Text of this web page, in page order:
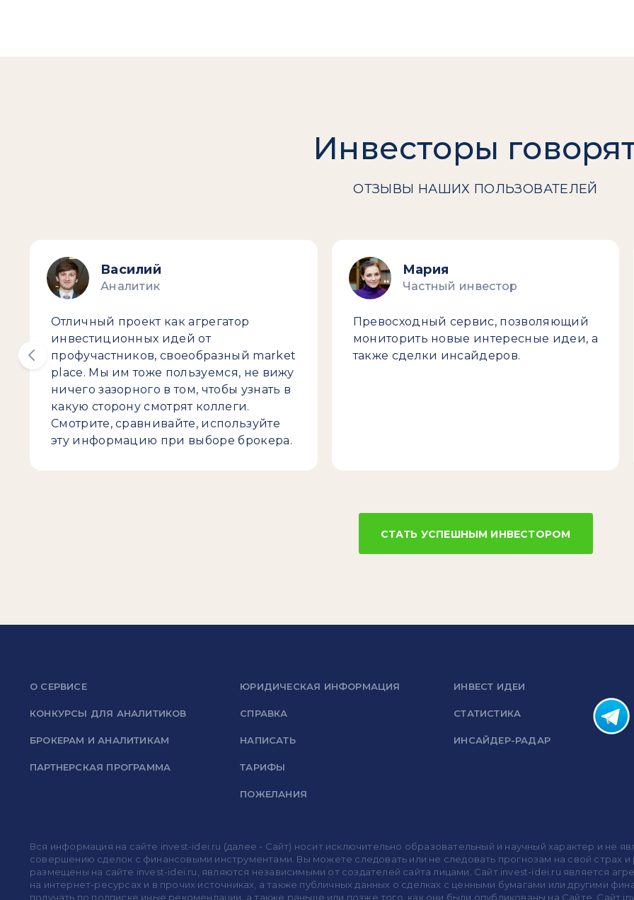
Инвесторы
ОТЗЫВЫ НАШИХ ПОЛЬЗОВАТЕЛЕЙ
Василий
Аналитик
Отличный проект как агрегатор
инвестиционных идей от
профучастников, своеобразный market
place. Мы им тоже пользуемся, не вижу
ничего зазорного в том, чтобы узнать в
какую сторону смотрят коллеги.
Смотрите, сравнивайте, используйте
эту информацию при выборе брокера.
Мария
Частный инвестор
Превосходный сервис, позволяющий
мониторить новые интересные идеи, а
также сделки инсайдеров.
СТАТЬ УСПЕШНЫМ ИНВЕСТОРОМ
О СЕРВИСЕ
КОНКУРСЫ ДЛЯ АНАЛИТИКОВ
БРОКЕРАМ И АНАЛИТИКАМ
ПАРТНЕРСКАЯ ПРОГРАММА
ЮРИДИЧЕСКАЯ ИНФОРМАЦИЯ
СПРАВКА
НАПИСАТЬ
ТАРИФЫ
ПОЖЕЛАНИЯ
ИНВЕСТ ИДЕИ
СТАТИСТИКА
ИНСАЙДЕР-РАДАР
Вся информация на сайте invest-idei.ru (далее - Сайт) носит исключительно образовательный и научный характер и не
совершению сделок с финансовыми инструментами. Вы можете следовать или не следовать прогнозам на свой страх и
размещены на сайте invest-idei.ru, являются независимыми от создателей сайта лицами. Сайт invest-idei.ru является
на интернет-ресурсах и в прочих источниках, а также публичных данных о сделках с ценными бумагами или другими
получать по подписке иные рекомендации, а также раньше или позже того, как они были опубликованы на Сайте. Сайт